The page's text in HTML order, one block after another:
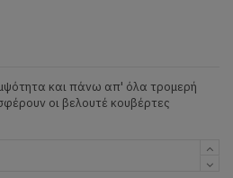
και πάνω απ' όλα τρομερή
οι βελουτέ κουβέρτες